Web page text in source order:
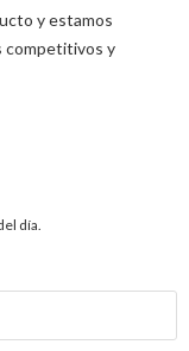
y estamos
competitivos y
día.